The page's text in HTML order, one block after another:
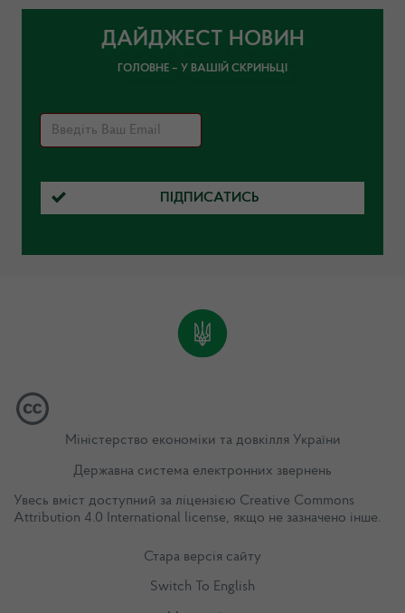
ДАЙДЖЕСТ НОВИН
ГОЛОВНЕ – У ВАШІЙ СКРИНЬЦІ
ПІДПИСАТИСЬ
Міністерство економіки та довкілля України
Державна система електронних звернень
Увесь вміст доступний за ліцензією Creative Commons
Attribution 4.0 International license, якщо не зазначено інше.
Стара версія сайту
Switch To English